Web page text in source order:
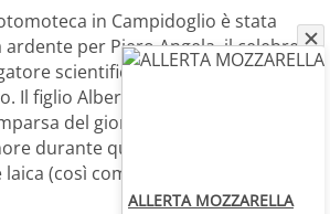
in Campidoglio è stata
ardente per Piero Angela, il celebre
scientifico scomparso a 93 anni
Il figlio Alberto, che per primo ha
del giornalista, terrà un
durante quella che sarà una
(così come voluto dal
ALLERTA MOZZARELLA